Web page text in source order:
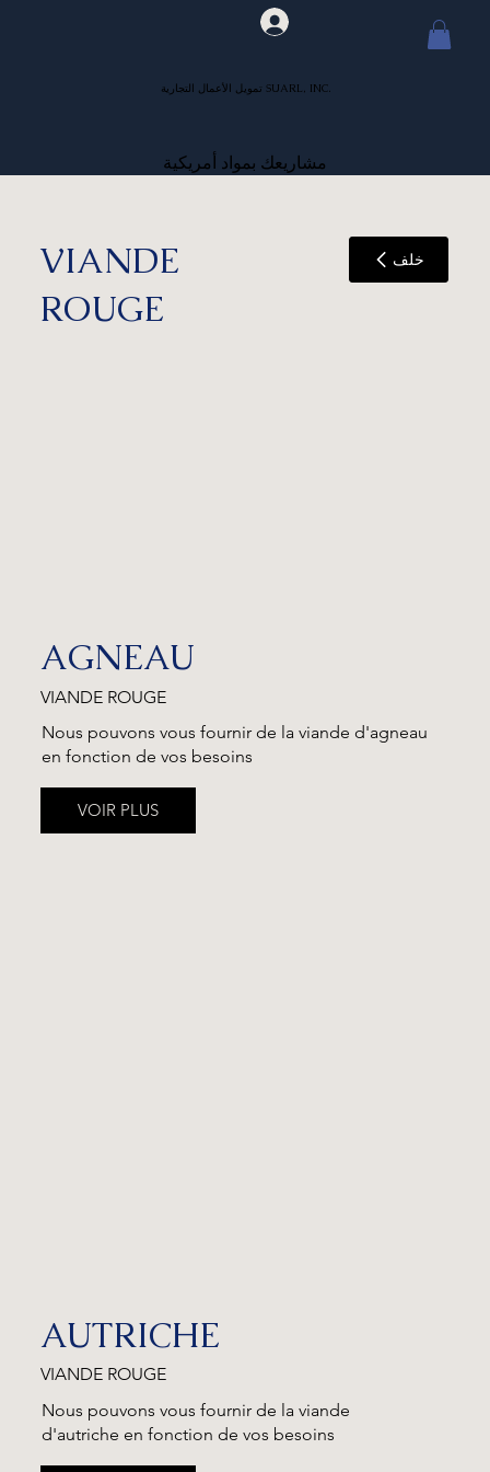
تمويل الأعمال التجارية SUARL, INC.
مشاريعك بمواد أمريكية
VIANDE
ROUGE
خلف
AGNEAU
VIANDE ROUGE
Nous pouvons vous fournir de la viande d'agneau
en fonction de vos besoins
VOIR PLUS
AUTRICHE
VIANDE ROUGE
Nous pouvons vous fournir de la viande
d'autriche en fonction de vos besoins